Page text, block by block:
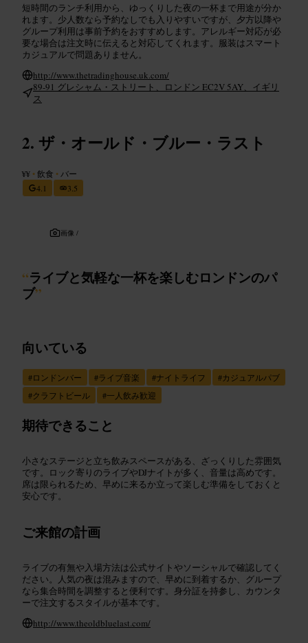
短時間のランチ利用から、ゆっくりした夜の一杯まで用途が分か
れます。少人数なら予約なしでも入りやすいですが、夕方以降や
グループ利用は事前予約をおすすめします。アレルギー対応が必
要な場合は注文時に伝えると対応してくれます。服装はスマート
カジュアルで問題ありません。
http://www.thetradinghouse.uk.com/
89-91 グレシャム・ストリート、ロンドン EC2V 5AY、イギリ
ス
ザ・オールド・ブルー・ラスト
¥¥ • 飲食 • バー
4.1
3.5
画像 /
“ライブと気軽な一杯を楽しむロンドンのパ
ブ”
向いている
#ロンドンバー #ライブ音楽 #ナイトライフ #カジュアルパブ
#クラフトビール #一人飲み歓迎
期待できること
小さなステージと立ち飲みスペースがある、ざっくりした雰囲気
です。ロック寄りのライブやDJナイトが多く、音量は高めです。
席は限られるため、早めに来るか立って楽しむ準備をしておくと
安心です。
ご来館の計画
ライブの有無や入場方法は公式サイトやソーシャルで確認してく
ださい。人気の夜は混みますので、早めに到着するか、グループ
なら集合時間を調整すると便利です。身分証を持参し、カウンタ
ーで注文するスタイルが基本です。
http://www.theoldbluelast.com/